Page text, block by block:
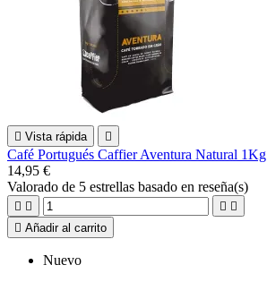
 Vista rápida 
Café Portugués Caffier Aventura Natural 1Kg
14,95 €
Valorado de 5 estrellas basado en reseña(s)
   
 Añadir al carrito
Nuevo